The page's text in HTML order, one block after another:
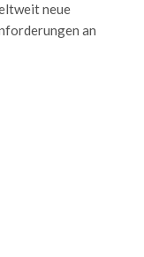
neue
an